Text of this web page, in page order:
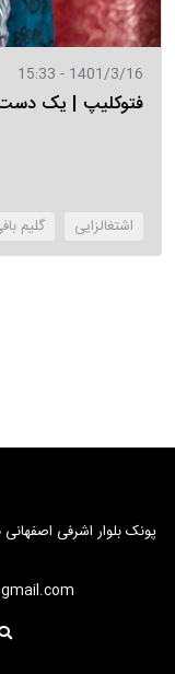
1401/3/16 - 15:33
فتوکلیپ | یک دست
اشتغالزایی گلیم